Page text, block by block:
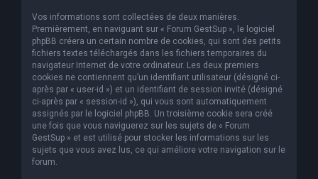
Vos informations sont collectées de deux manières.
Premièrement, en naviguant sur « Forum GestSup », le logiciel
phpBB créera un certain nombre de cookies, qui sont des petits
fichiers textes téléchargés dans les fichiers temporaires du
navigateur Internet de votre ordinateur. Les deux premiers
cookies ne contiennent qu’un identifiant utilisateur (désigné ci-
après par « user-id ») et un identifiant de session invité (désigné
ci-après par « session-id »), qui vous sont automatiquement
assignés par le logiciel phpBB. Un troisième cookie sera créé
une fois que vous naviguerez sur les sujets de « Forum
GestSup » et est utilisé pour stocker les informations sur les
sujets que vous avez lus, ce qui améliore votre navigation sur le
forum.